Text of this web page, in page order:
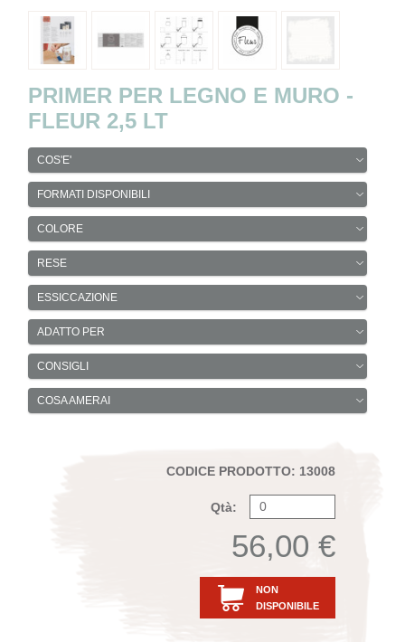
PRIMER PER LEGNO E MURO -
FLEUR 2,5 LT
COS'E'
FORMATI DISPONIBILI
COLORE
RESE
ESSICCAZIONE
ADATTO PER
CONSIGLI
COSA AMERAI
CODICE PRODOTTO: 13008
Qtà:
56,00 €
NON
DISPONIBILE